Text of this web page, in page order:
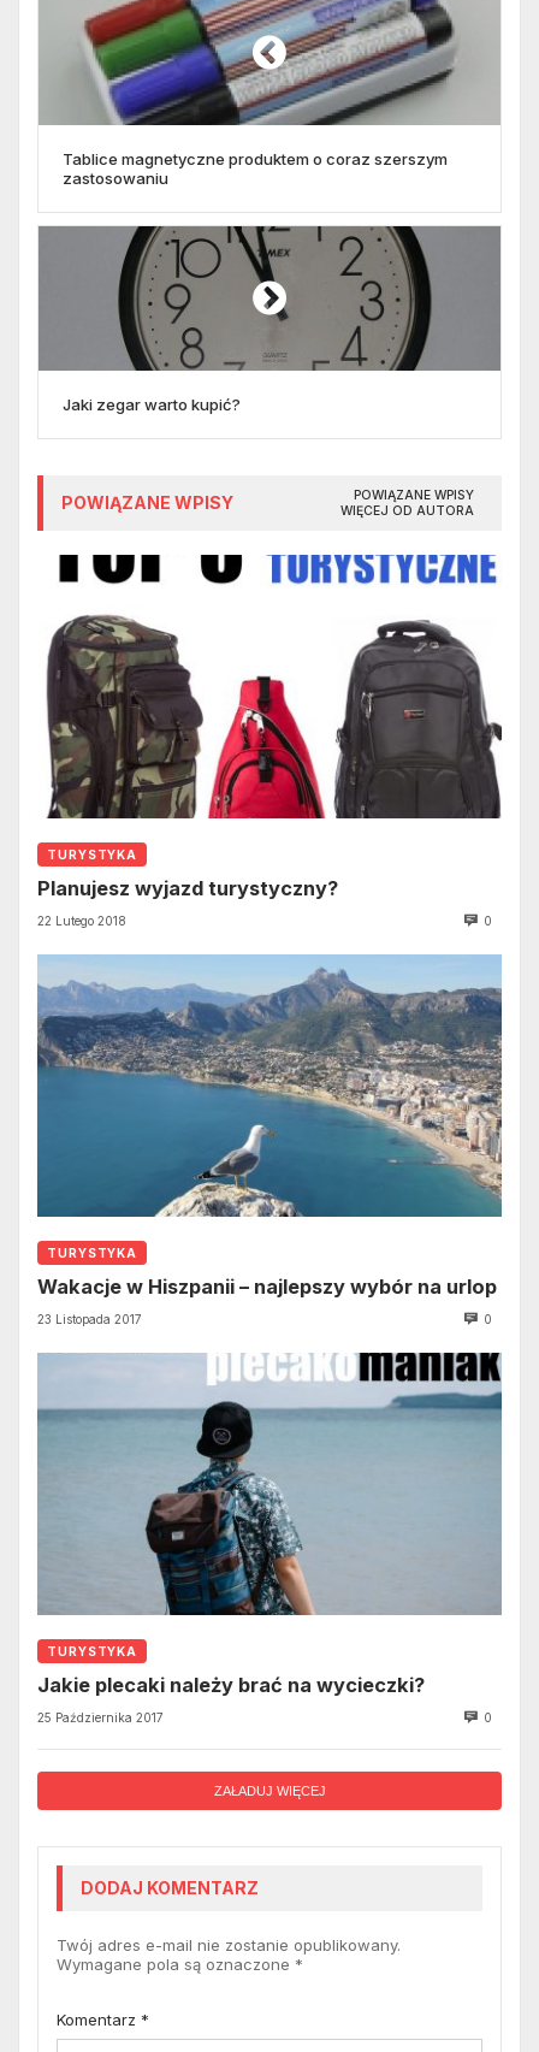
Tablice magnetyczne produktem o coraz szerszym
zastosowaniu
Jaki zegar warto kupić?
POWIĄZANE WPISY
POWIĄZANE WPISY
WIĘCEJ OD AUTORA
TURYSTYKA
Planujesz wyjazd turystyczny?
22 Lutego 2018 0
TURYSTYKA
Wakacje w Hiszpanii – najlepszy wybór na urlop
23 Listopada 2017 0
TURYSTYKA
Jakie plecaki należy brać na wycieczki?
25 Października 2017 0
ZAŁADUJ WIĘCEJ
DODAJ KOMENTARZ
Twój adres e-mail nie zostanie opublikowany.
Wymagane pola są oznaczone *
Komentarz *